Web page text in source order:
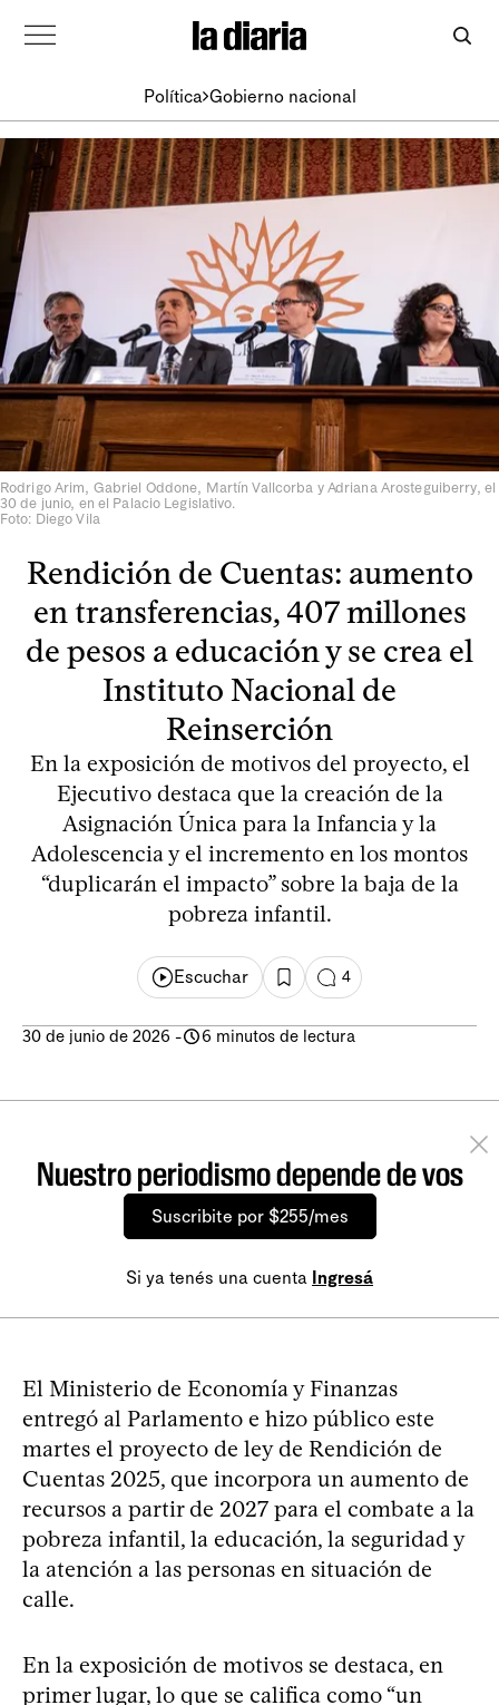
Política Gobierno nacional
Rodrigo Arim, Gabriel Oddone, Martín Vallcorba y Adriana Arosteguiberry, el
30 de junio, en el Palacio Legislativo.
Foto: Diego Vila
Rendición de Cuentas: aumento
en transferencias, 407 millones
de pesos a educación y se crea el
Instituto Nacional de
Reinserción
En la exposición de motivos del proyecto, el
Ejecutivo destaca que la creación de la
Asignación Única para la Infancia y la
Adolescencia y el incremento en los montos
“duplicarán el impacto” sobre la baja de la
pobreza infantil.
Escuchar 4
30 de junio de 2026 - 6 minutos de lectura
Nuestro periodismo depende de vos
Suscribite por $255/mes
Si ya tenés una cuenta Ingresá
El Ministerio de Economía y Finanzas
entregó al Parlamento e hizo público este
martes el proyecto de ley de Rendición de
Cuentas 2025, que incorpora un aumento de
recursos a partir de 2027 para el combate a la
pobreza infantil, la educación, la seguridad y
la atención a las personas en situación de
calle.
En la exposición de motivos se destaca, en
primer lugar, lo que se califica como “un